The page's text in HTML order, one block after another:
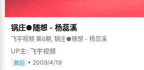
锅庄●随想 - 杨蕊溪
飞宇视频 第6期, 锅庄●随想 - 杨蕊溪
UP主: 飞宇视频
舞蹈 • 2009/4/19